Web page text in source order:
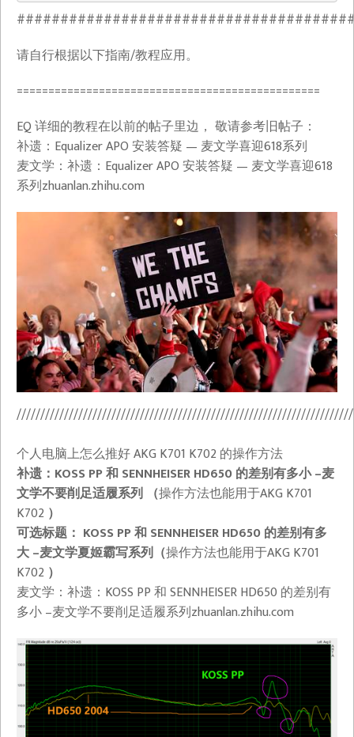
请自行根据以下指南/教程应用。
================================================
EQ 详细的教程在以前的帖子里边， 敬请参考旧帖子：
补遗：Equalizer APO 安装答疑 — 麦文学喜迎618系列
麦文学：补遗：Equalizer APO 安装答疑 — 麦文学喜迎618
系列​zhuanlan.zhihu.com
个人电脑上怎么推好 AKG K701 K702 的操作方法
补遗：KOSS PP 和 SENNHEISER HD650 的差别有多小 –麦
文学不要削足适履系列 （操作方法也能用于AKG K701
K702 ）
可选标题： KOSS PP 和 SENNHEISER HD650 的差别有多
大 –麦文学夏姬霸写系列（操作方法也能用于AKG K701
K702 ）
麦文学：补遗：KOSS PP 和 SENNHEISER HD650 的差别有
多小 –麦文学不要削足适履系列​zhuanlan.zhihu.com